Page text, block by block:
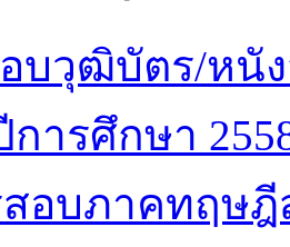
บวุฒิบัตร/หนั
ารศึกษา
อบภาคทฤษ